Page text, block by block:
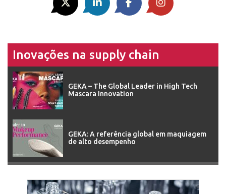
Inovações na supply chain
GEKA – The Global Leader in High Tech
Mascara Innovation
GEKA: A referência global em maquiagem
de alto desempenho